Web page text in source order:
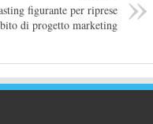
figurante per riprese
di progetto marketing